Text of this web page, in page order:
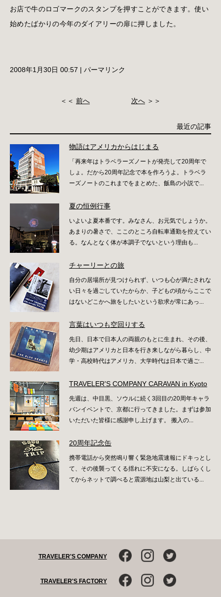
お店で牛のロゴマークのスタンプを押すことができます。使い
始めたばかりの今年のダイアリーの扉に押しました。
2008年1月30日 00:57 | パーマリンク
＜＜ 前へ 次へ ＞＞
最近の記事
物語はアメリカからはじまる
「再来年はトラベラーズノートが発売して20周年で
しょ。だから20周年記念で本を作ろうよ。トラベラ
ーズノートのこれまでをまとめた、飯島の小説で...
夏の恒例行事
いよいよ夏本番です。みなさん、お元気でしょうか。
あまりの暑さで、ここのところ自転車通勤を控えてい
る。なんとなく体が本調子でないという理由も...
チャーリーとの旅
自分の居場所が見つけられず、いつも心が満たされな
い日々を過ごしていたからか、子どもの頃からここで
はないどこかへ旅をしたいという欲求が常にあっ...
言葉はいつも空回りする
先日、日本で日本人の両親のもとに生まれ、その後、
幼少期はアメリカと日本を行き来しながら暮らし、中
学・高校時代はアメリカ、大学時代は日本で過ご...
TRAVELER'S COMPANY CARAVAN in Kyoto
先週は、中目黒、ソウルに続く3回目の20周年キャラ
バンイベントで、京都に行ってきました。まずは参加
いただいた皆様に感謝申し上げます。 搬入の...
20周年記念缶
携帯電話から突然鳴り響く緊急地震速報にドキっとし
て、その後襲ってくる揺れに不安になる。しばらくし
てからネットで調べると震源地は山梨と出ている...
TRAVELER'S COMPANY
TRAVELER'S FACTORY